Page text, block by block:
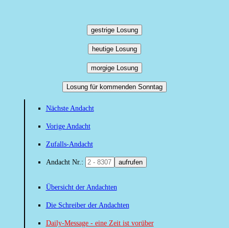
gestrige Losung
heutige Losung
morgige Losung
Losung für kommenden Sonntag
Nächste Andacht
Vorige Andacht
Zufalls-Andacht
Andacht Nr.: aufrufen
Übersicht der Andachten
Die Schreiber der Andachten
Daily-Message - eine Zeit ist vorüber